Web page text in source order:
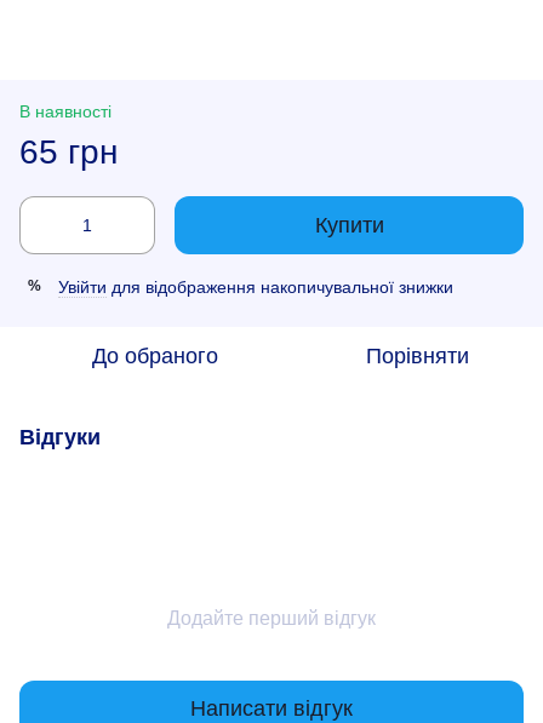
В наявності
65 грн
Купити
% Увійти для відображення накопичувальної знижки
До обраного Порівняти
Відгуки
Додайте перший відгук
Написати відгук